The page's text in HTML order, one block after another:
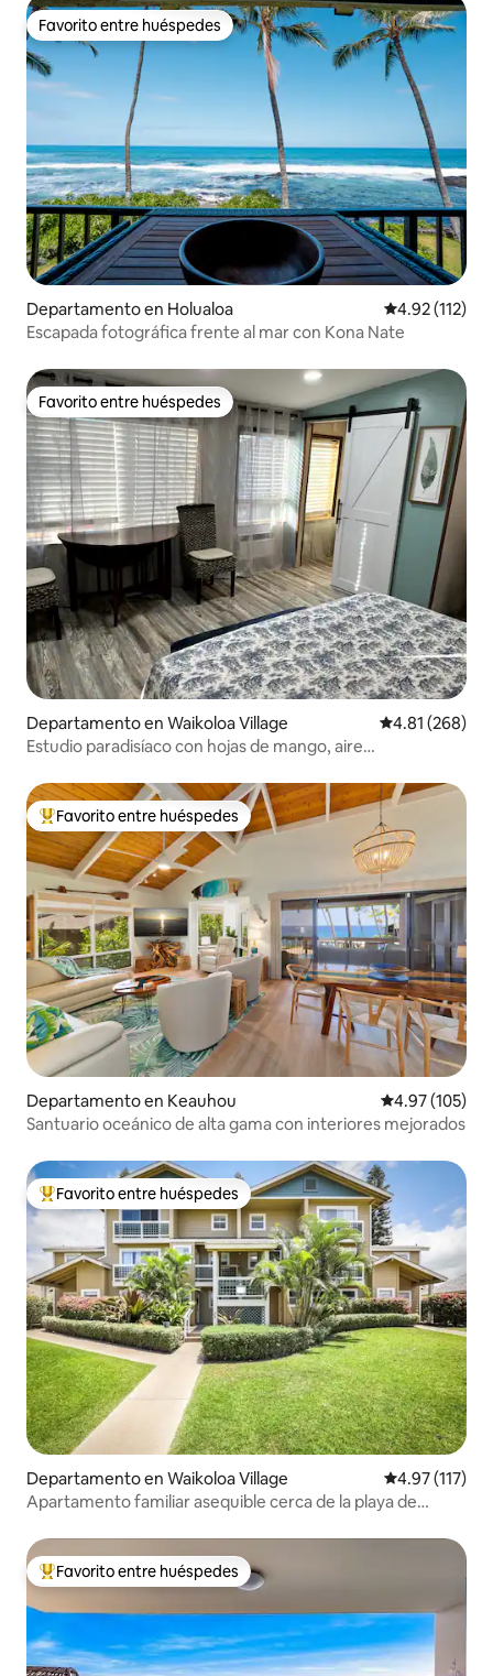
Favorito entre huéspedes
Favorito entre huéspedes
Departamento en Holualoa Calificación
4.92 (112)
Escapada fotográfica frente al mar con Kona Nate
Favorito entre huéspedes
Favorito entre huéspedes
Departamento en Waikoloa Village Calificación
4.81 (268)
Estudio paradisíaco con hojas de mango, aire
De los mejores en Favorito entre huéspedes
Favorito entre huéspedes
Departamento en Keauhou Calificación
4.97 (105)
Santuario oceánico de alta gama con interiores mejorados
De los mejores en Favorito entre huéspedes
Favorito entre huéspedes
Departamento en Waikoloa Village Calificación
4.97 (117)
Apartamento familiar asequible cerca de la playa de
De los mejores en Favorito entre huéspedes
Favorito entre huéspedes